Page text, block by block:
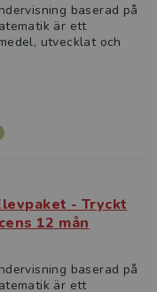
baserad på
är ett
utvecklat och
- Tryckt
12 mån
baserad på
är ett